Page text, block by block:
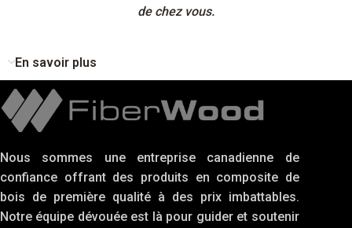
de chez vous.
En savoir plus
Nous sommes une entreprise canadienne de
confiance offrant des produits en composite de
bois de première qualité à des prix imbattables.
Notre équipe dévouée est là pour guider et soutenir